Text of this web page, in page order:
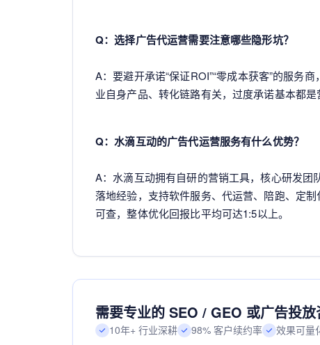
Q：选择广告代运营需要注意哪些隐形坑？
A：要避开承诺“保证ROI”“零成本获客”的服务
业自身产品、转化链路有关，过度承诺基本都是
Q：水滴互动的广告代运营服务有什么优势？
A：水滴互动拥有自研的营销工具，核心研发
落地经验，支持软件服务、代运营、陪跑、定
可查，整体优化回报比平均可达1:5以上。
需要专业的 SEO / GEO 或广告投放
10年+ 行业深耕 98% 客户续约率 效果可量